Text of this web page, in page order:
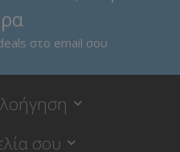
στο email σου
σου